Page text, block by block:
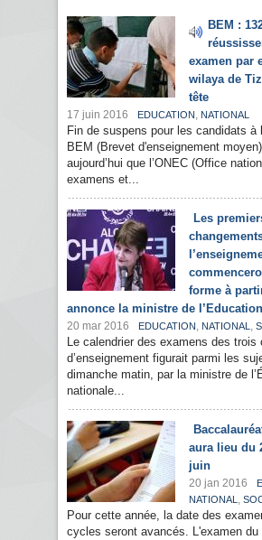
BEM :
examen par
wilaya de
tête
17 juin 2016 EDUCATION , NATIONAL
Fin de suspens pour les candidats à
BEM (Brevet d'enseignement
aujourd’hui que l’ONEC (Office
examens et...
Les
forme à
annonce la ministre de l’Education
20 mar 2016 EDUCATION , NATIONAL ,
Le calendrier des examens des trois
d’enseignement figurait parmi les
dimanche matin, par la ministre de
nationale...
aura lieu du
juin
20 jan 2016
NATIONAL ,
Pour cette année, la date des
cycles seront avancés. L'examen du